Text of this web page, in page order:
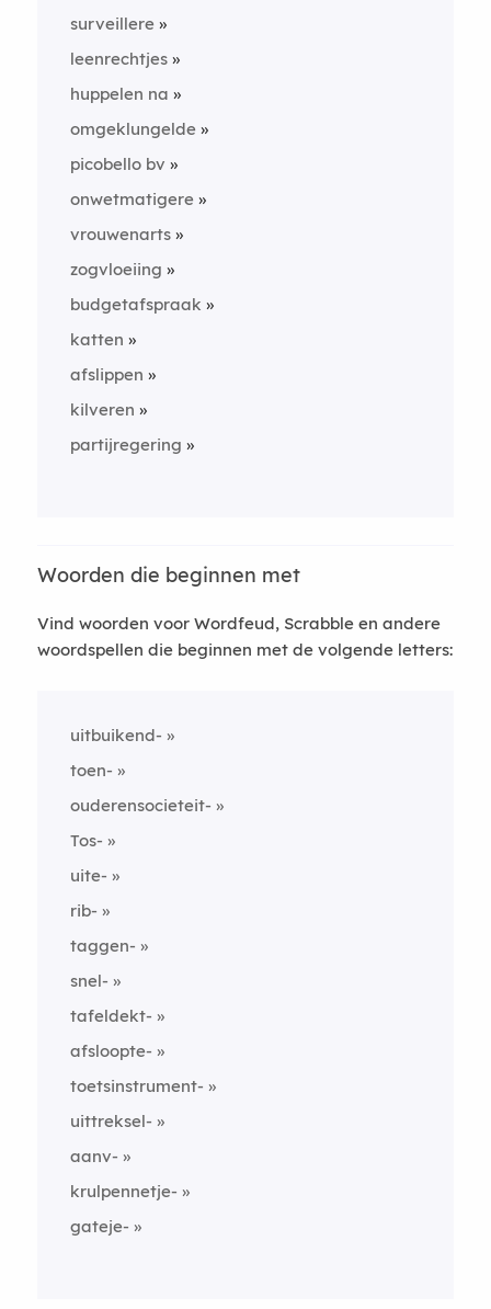
surveillere
leenrechtjes
huppelen na
omgeklungelde
picobello bv
onwetmatigere
vrouwenarts
zogvloeiing
budgetafspraak
katten
afslippen
kilveren
partijregering
Woorden die beginnen met
Vind woorden voor Wordfeud, Scrabble en andere
woordspellen die beginnen met de volgende letters:
uitbuikend-
toen-
ouderensocieteit-
Tos-
uite-
rib-
taggen-
snel-
tafeldekt-
afsloopte-
toetsinstrument-
uittreksel-
aanv-
krulpennetje-
gateje-